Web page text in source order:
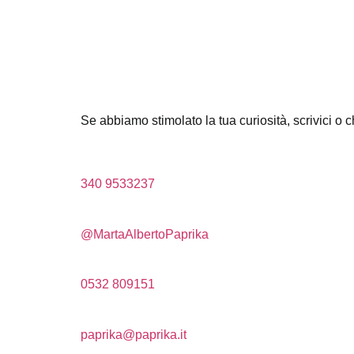
Se abbiamo stimolato la tua curiosità, scrivici o
340 9533237
@MartaAlbertoPaprika
0532 809151
paprika@paprika.it